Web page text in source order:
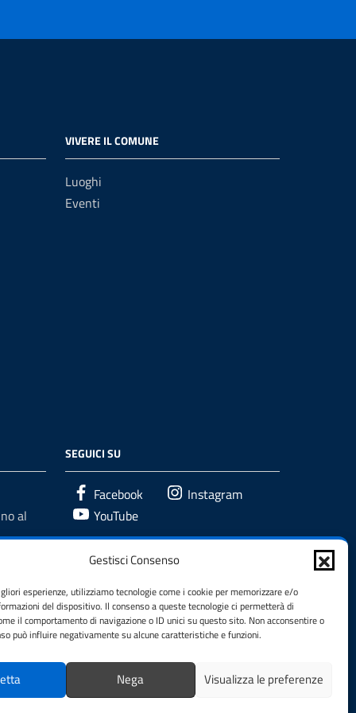
Gestisci Consenso
esperienze, utilizziamo tecnologie come i cookie per memorizzare e/o
del dispositivo. Il consenso a queste tecnologie ci permetterà di
il comportamento di navigazione o ID unici su questo sito. Non acconsentire o
può influire negativamente su alcune caratteristiche e funzioni.
Nega Visualizza le preferenze
VIVERE IL COMUNE
Luoghi
Eventi
al
SEGUICI SU
Facebook
Instagram
YouTube